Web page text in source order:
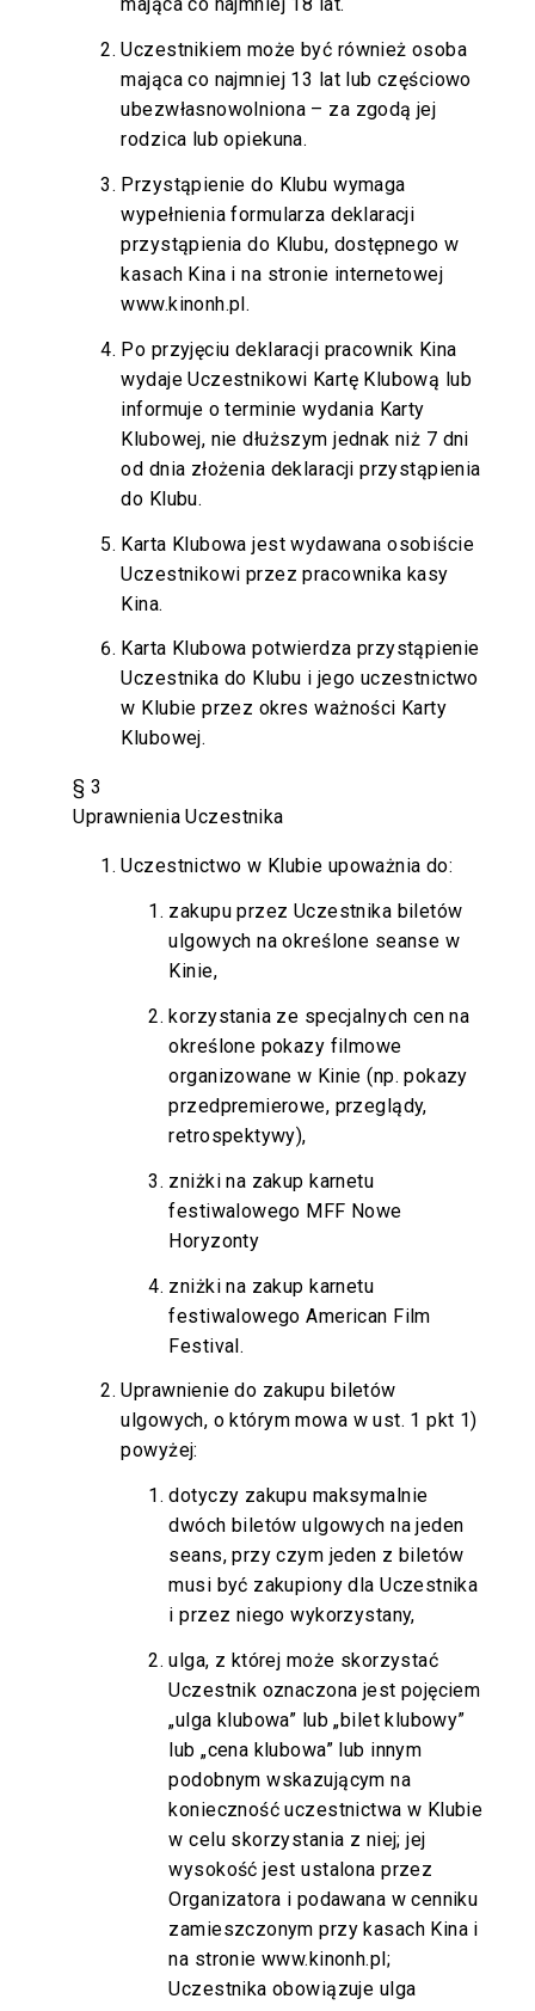
mająca co najmniej 18 lat.
Uczestnikiem może być również osoba
mająca co najmniej 13 lat lub częściowo
ubezwłasnowolniona – za zgodą jej
rodzica lub opiekuna.
Przystąpienie do Klubu wymaga
wypełnienia formularza deklaracji
przystąpienia do Klubu, dostępnego w
kasach Kina i na stronie internetowej
www.kinonh.pl.
Po przyjęciu deklaracji pracownik Kina
wydaje Uczestnikowi Kartę Klubową lub
informuje o terminie wydania Karty
Klubowej, nie dłuższym jednak niż 7 dni
od dnia złożenia deklaracji przystąpienia
do Klubu.
Karta Klubowa jest wydawana osobiście
Uczestnikowi przez pracownika kasy
Kina.
Karta Klubowa potwierdza przystąpienie
Uczestnika do Klubu i jego uczestnictwo
w Klubie przez okres ważności Karty
Klubowej.
§ 3
Uprawnienia Uczestnika
Uczestnictwo w Klubie upoważnia do:
zakupu przez Uczestnika biletów
ulgowych na określone seanse w
Kinie,
korzystania ze specjalnych cen na
określone pokazy filmowe
organizowane w Kinie (np. pokazy
przedpremierowe, przeglądy,
retrospektywy),
zniżki na zakup karnetu
festiwalowego MFF Nowe
Horyzonty
zniżki na zakup karnetu
festiwalowego American Film
Festival.
Uprawnienie do zakupu biletów
ulgowych, o którym mowa w ust. 1 pkt 1)
powyżej:
dotyczy zakupu maksymalnie
dwóch biletów ulgowych na jeden
seans, przy czym jeden z biletów
musi być zakupiony dla Uczestnika
i przez niego wykorzystany,
ulga, z której może skorzystać
Uczestnik oznaczona jest pojęciem
„ulga klubowa” lub „bilet klubowy”
lub „cena klubowa” lub innym
podobnym wskazującym na
konieczność uczestnictwa w Klubie
w celu skorzystania z niej; jej
wysokość jest ustalona przez
Organizatora i podawana w cenniku
zamieszczonym przy kasach Kina i
na stroniewww.kinonh.pl;
Uczestnika obowiązuje ulga